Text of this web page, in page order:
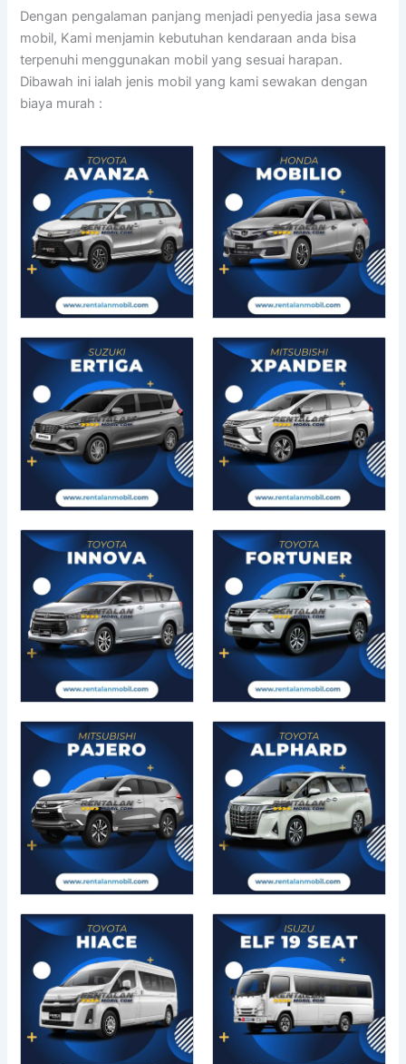
Dengan pengalaman panjang menjadi penyedia jasa sewa
mobil, Kami menjamin kebutuhan kendaraan anda bisa
terpenuhi menggunakan mobil yang sesuai harapan.
Dibawah ini ialah jenis mobil yang kami sewakan dengan
biaya murah :